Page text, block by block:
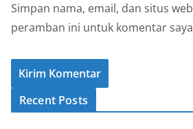
Simpan nama, email, dan situs
peramban ini untuk komentar
Recent Posts